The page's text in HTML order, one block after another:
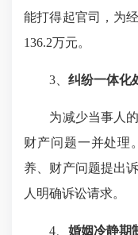
能打得起官司，为
136.2万元。
3、 纠纷一体化
为减少当事人的
财产问题一并处理
养、财产问题提出
人明确诉讼请求。
4、 婚姻冷静期